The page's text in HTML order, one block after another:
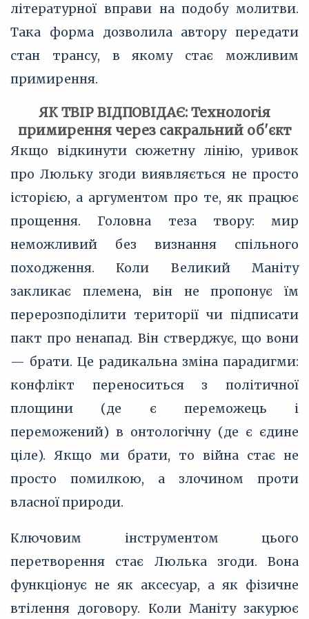
літературної вправи на подобу молитви.
Така форма дозволила автору передати
стан трансу, в якому стає можливим
примирення.
ЯК ТВІР ВІДПОВІДАЄ: Технологія
примирення через сакральний об'єкт
Якщо відкинути сюжетну лінію, уривок
про Люльку згоди виявляється не просто
історією, а аргументом про те, як працює
прощення. Головна теза твору: мир
неможливий без визнання спільного
походження. Коли Великий Маніту
закликає племена, він не пропонує їм
перерозподілити території чи підписати
пакт про ненапад. Він стверджує, що вони
— брати. Це радикальна зміна парадигми:
конфлікт переноситься з політичної
площини (де є переможець і
переможений) в онтологічну (де є єдине
ціле). Якщо ми брати, то війна стає не
просто помилкою, а злочином проти
власної природи.
Ключовим інструментом цього
перетворення стає Люлька згоди. Вона
функціонує не як аксесуар, а як фізичне
втілення договору. Коли Маніту закурює